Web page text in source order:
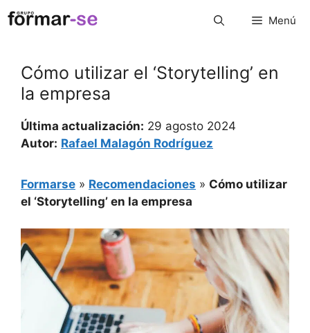
Saltar
al
Menú
Cómo utilizar el ‘Storytelling’ en
la empresa
Última actualización: 29 agosto 2024
Autor: Rafael Malagón Rodríguez
Formarse » Recomendaciones » Cómo utilizar
el ‘Storytelling’ en la empresa